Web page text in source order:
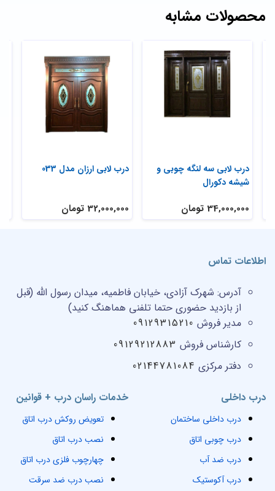
محصولات مشابه
درب لابی ارزان مدل 033
32,000,000 تومان
درب لابی سه لنگه چوبی و
شیشه دکورال
34,000,000 تومان
خدمات راسان درب + قوانین
تعویض روکش درب اتاق
نصب درب اتاق
چهارچوب فلزی درب اتاق
نصب درب ضد سرقت
درب داخلی
درب داخلی ساختمان
درب چوبی اتاق
درب ضد آب
درب آکوستیک
اطلاعات تماس
آدرس: شهرک آزادی، خیابان فاطمیه، میدان رسول الله (قبل
از بازدید حضوری حتما تلفنی هماهنگ کنید)
مدیر فروش 09129315210
کارشناس فروش 09129212883
دفتر مرکزی 02144781084